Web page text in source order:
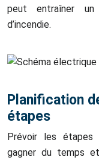
peut entraîner un
d’incendie.
Planification
étapes
Prévoir les étapes
gagner du temps